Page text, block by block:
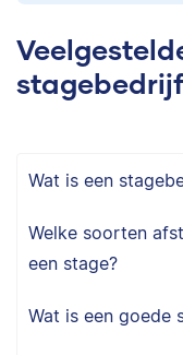
Wat is een
Welke soorten
een stage?
Wat is een goede